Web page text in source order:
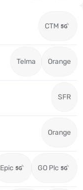
CTM
Telma Orange
SFR
Orange
Epic GO Plc